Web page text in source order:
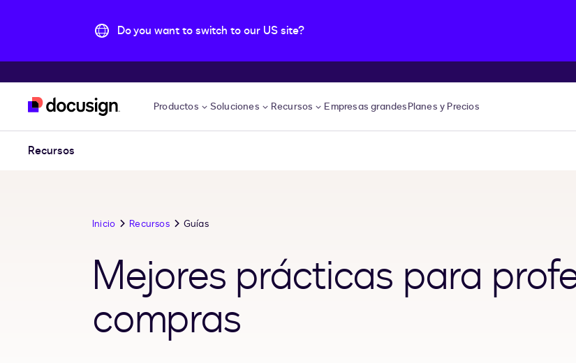
Do you want to switch to our US site?
Productos Soluciones Recursos Empresas grandesPlanes y Precios
Recursos
Inicio Recursos Guías
Mejores prácticas para
compras